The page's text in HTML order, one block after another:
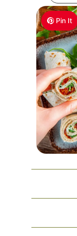
Pin It